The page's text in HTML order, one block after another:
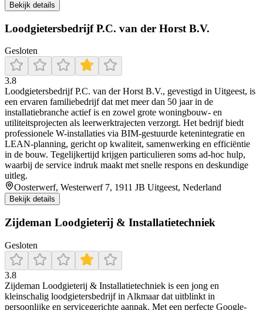
Bekijk details
Loodgietersbedrijf P.C. van der Horst B.V.
Gesloten
3.8
Loodgietersbedrijf P.C. van der Horst B.V., gevestigd in Uitgeest, is
een ervaren familiebedrijf dat met meer dan 50 jaar in de
installatiebranche actief is en zowel grote woningbouw- en
utiliteitsprojecten als leerwerktrajecten verzorgt. Het bedrijf biedt
professionele W-installaties via BIM-gestuurde ketenintegratie en
LEAN-planning, gericht op kwaliteit, samenwerking en efficiëntie
in de bouw. Tegelijkertijd krijgen particulieren soms ad-hoc hulp,
waarbij de service indruk maakt met snelle respons en deskundige
uitleg.
Oosterwerf, Westerwerf 7, 1911 JB Uitgeest, Nederland
Bekijk details
Zijdeman Loodgieterij & Installatietechniek
Gesloten
3.8
Zijdeman Loodgieterij & Installatietechniek is een jong en
kleinschalig loodgietersbedrijf in Alkmaar dat uitblinkt in
persoonlijke en servicegerichte aanpak. Met een perfecte Google-